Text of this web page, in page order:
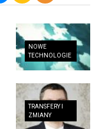
NOWE
TECHNOLOGIE
TRANSFERY I
ZMIANY